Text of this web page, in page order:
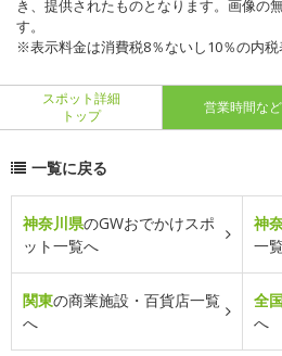
き、提供されたものとなります。画像の
す。
※表示料金は消費税8％ないし10％の内税
スポット詳細
トップ
営業時間など
一覧に戻る
神奈川県のGWおでかけスポ
ット一覧へ
神
一
関東の商業施設・百貨店一覧
へ
全
へ